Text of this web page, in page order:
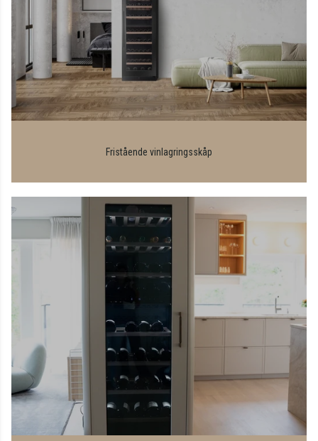
Fristående vinlagringsskåp